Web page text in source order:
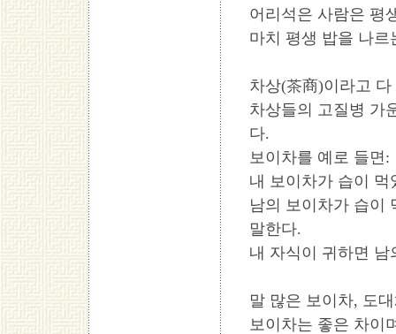
어리석은 사람은 평
마치 평생 밥을 나
차상(茶商)이라고
차상들의 고질병 가
다.
보이차를 예로 들면:
내 보이차가 습이
남의 보이차가 습이
말한다.
내 자식이 귀하면
말 많은 보이차, 도
보이차는 좋은 차이